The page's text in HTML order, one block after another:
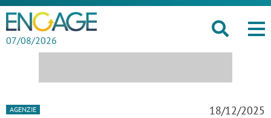
07/08/2026
AGENZIE 18/12/2025